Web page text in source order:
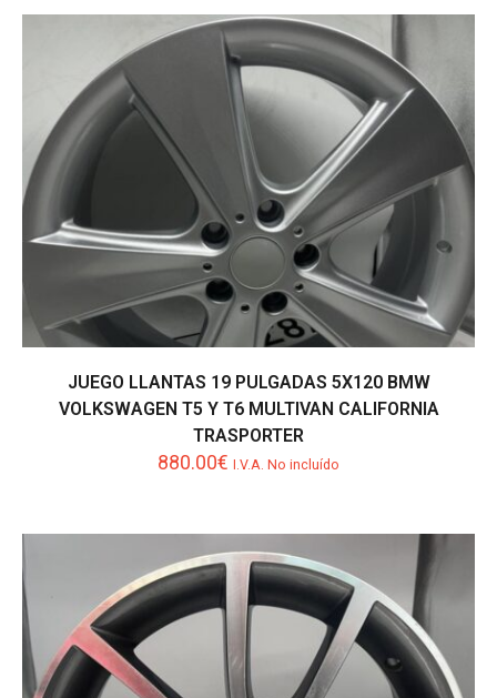
JUEGO LLANTAS 19 PULGADAS 5X120 BMW
VOLKSWAGEN T5 Y T6 MULTIVAN CALIFORNIA
TRASPORTER
880.00€ I.V.A. No incluído